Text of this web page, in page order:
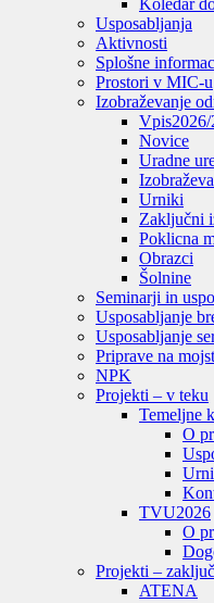
Koledar
Usposabljanja
Aktivnosti
Splošne
Prostori v MIC-u
Izobraževanje
Vpis
Novice
Uradne
Urniki
Zaključni
Poklicna
Obrazci
Šolnine
Seminarji in
Usposabljanje
Usposabljanje
Priprave na
NPK
Projekti – v teku
Temeljne
O
TVU2026
O
Projekti –
ATENA